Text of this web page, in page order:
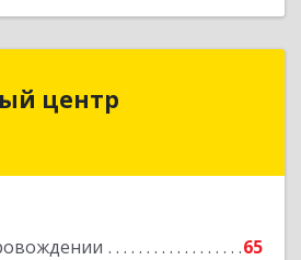
центр
65
Региональный центр
обл, Златоуст г, Мира пр-